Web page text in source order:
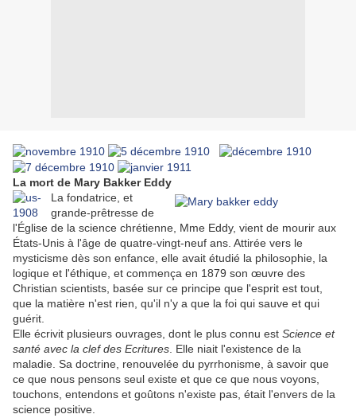
La mort de Mary Bakker Eddy
La fondatrice, et
grande-prêtresse de
l'Église de la science chrétienne, Mme Eddy, vient de mourir aux
États-Unis à l'âge de quatre-vingt-neuf ans. Attirée vers le
mysticisme dès son enfance, elle avait étudié la philosophie, la
logique et l'éthique, et commença en 1879 son œuvre des
Christian scientists, basée sur ce principe que l'esprit est tout,
que la matière n'est rien, qu'il n'y a que la foi qui sauve et qui
guérit.
Elle écrivit plusieurs ouvrages, dont le plus connu est Science et
santé avec la clef des Ecritures . Elle niait l'existence de la
maladie. Sa doctrine, renouvelée du pyrrhonisme, à savoir que
ce que nous pensons seul existe et que ce que nous voyons,
touchons, entendons et goûtons n'existe pas, était l'envers de la
science positive.